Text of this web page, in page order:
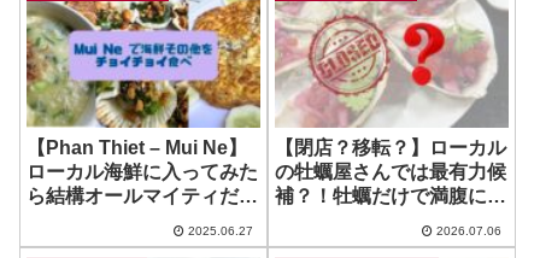
【Phan Thiet – Mui Ne】
ローカル海鮮に入ってみた
ら結構オールマイティだっ
2025.06.27
【閉店？移転？】ローカル
の牡蠣屋さんでは最有力候
補？！牡蠣だけで満腹にな
Sua Happy
2026.07.06